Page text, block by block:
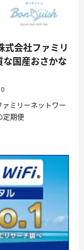
式会社ファミリ
な国産おさかな
0
ァミリーネットワー
定期便